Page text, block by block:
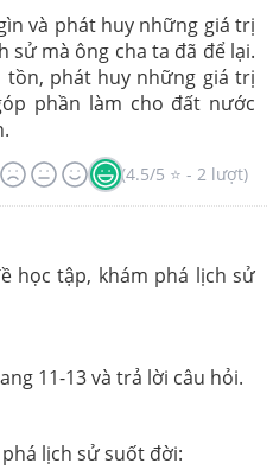
và phát huy những giá trị
mà ông cha ta đã để lại.
tồn, phát huy những giá trị
phần làm cho đất nước
(4.5/5 ⭐ - 2 lượt)
học tập, khám phá lịch sử
11-13 và trả lời câu hỏi.
lịch sử suốt đời: